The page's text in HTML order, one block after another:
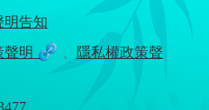
明告知
聲明
隱私權政策聲